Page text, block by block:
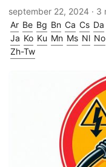
september 22, 2024 · 3
Ar Be Bg Bn Ca Cs Da
Ja Ko Ku Mn Ms Nl No
Zh-Tw